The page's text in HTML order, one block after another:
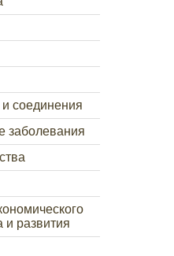
соединения
заболевания
и развития